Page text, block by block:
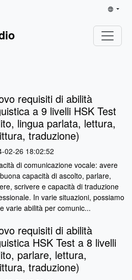
requisiti di abilità
a 9 livelli HSK Test
lingua parlata, lettura,
traduzione)
02-26 18:02:52
di comunicazione vocale: avere
capacità di ascolto, parlare,
scrivere e capacità di traduzione
In varie situazioni, possiamo
varie abilità per comunic...
requisiti di abilità
HSK Test a 8 livelli
parlare, lettura,
traduzione)